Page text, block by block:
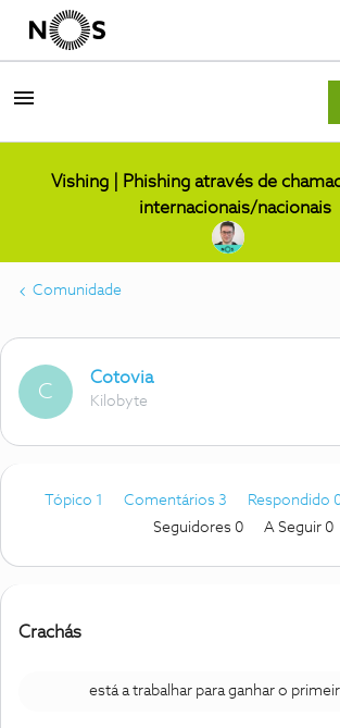
Vishing | Phishing através de
internacionais/nacionais
Comunidade
C
Cotovia
Kilobyte
Tópico 1 Comentários 3 Respondido
Seguidores 0 A Seguir 0
Crachás
está a trabalhar para ganhar o